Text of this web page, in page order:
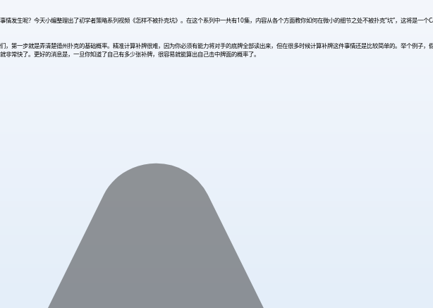
发生呢？今天小编整理出了初学者策略系列视频《怎样不被扑克坑》。在这个系列中一共有10集，内容从各个方面教你如何在微小的细节之处不被扑克“坑”，这将是一
第一步就是弄清楚德州扑克的基础概率。精准计算补牌很难，因为你必须有能力将对手的底牌全部读出来，但在很多时候计算补牌这件事情还是比较简单的。举个例子
常快了。更好的消息是，一旦你知道了自己有多少张补牌，很容易就能算出自己击中牌面的概率了。